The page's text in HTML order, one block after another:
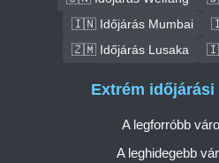
🇮🇳 Időjárás Mumbai
🇿🇲 Időjárás Lusaka
Extrém időjárási
A legforróbb
A leghidegebb